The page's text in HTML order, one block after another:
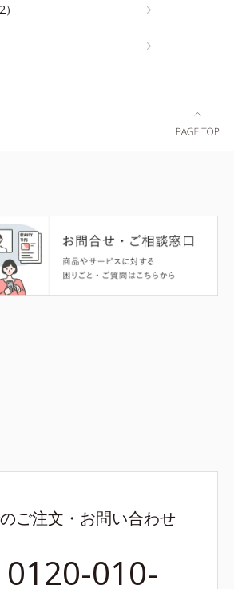
ご注文・お問い合わせ
0120-010-